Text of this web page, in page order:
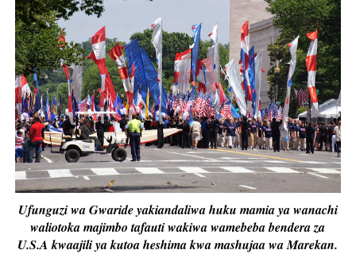
Ufunguzi wa Gwaride yakiandaliwa huku mamia ya wanachi
waliotoka majimbo tafauti wakiwa wamebeba bendera za
U.S.A kwaajili ya kutoa heshima kwa mashujaa wa Marekan.